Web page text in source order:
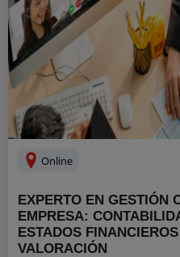
Online
EXPERTO EN GESTIÓN
EMPRESA:
ESTADOS
VALORACIÓN